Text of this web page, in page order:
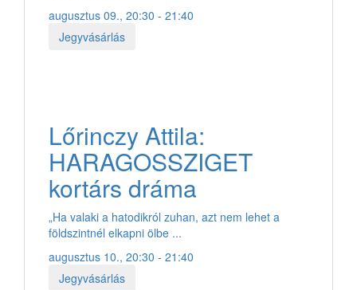
augusztus 09., 20:30 - 21:40
Jegyvásárlás
Lőrinczy Attila:
HARAGOSSZIGET
kortárs dráma
„Ha valaki a hatodikról zuhan, azt nem lehet a
földszintnél elkapni ölbe ...
augusztus 10., 20:30 - 21:40
Jegyvásárlás